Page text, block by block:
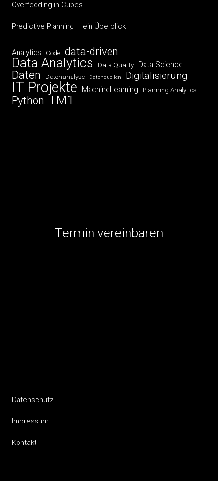
Overfeeding in Cubes
Predictive Planning – ein Überblick
Analytics Code data-driven
Data Analytics Data Quality Data Science
Daten Datenanalyse Datenquellen Digitalisierung
IT Projekte MachineLearning Planning Analytics
Python TM1
Termin vereinbaren
Datenschutz
Impressum
Kontakt